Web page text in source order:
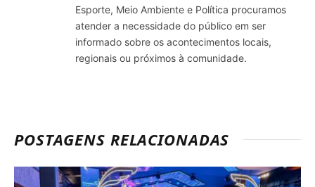
Esporte, Meio Ambiente e Política procuramos
atender a necessidade do público em ser
informado sobre os acontecimentos locais,
regionais ou próximos à comunidade.
POSTAGENS RELACIONADAS